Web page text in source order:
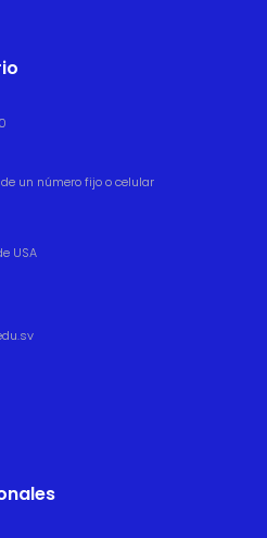
un número fijo o celular
USA